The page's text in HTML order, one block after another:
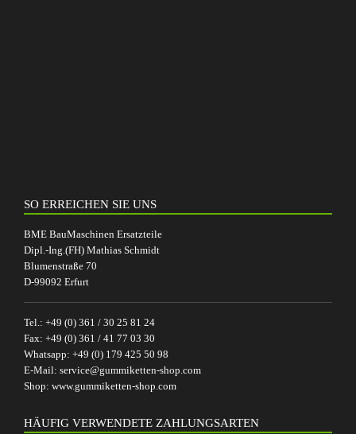
SO ERREICHEN SIE UNS
BME BauMaschinen Ersatzteile
Dipl.-Ing.(FH) Mathias Schmidt
Blumenstraße 70
D-99092 Erfurt
Tel.: +49 (0) 361 / 30 25 81 24
Fax: +49 (0) 361 / 41 77 03 30
Whatsapp: +49 (0) 179 425 50 98
E-Mail: service@gummiketten-shop.com
Shop: www.gummiketten-shop.com
HÄUFIG VERWENDETE ZAHLUNGSARTEN